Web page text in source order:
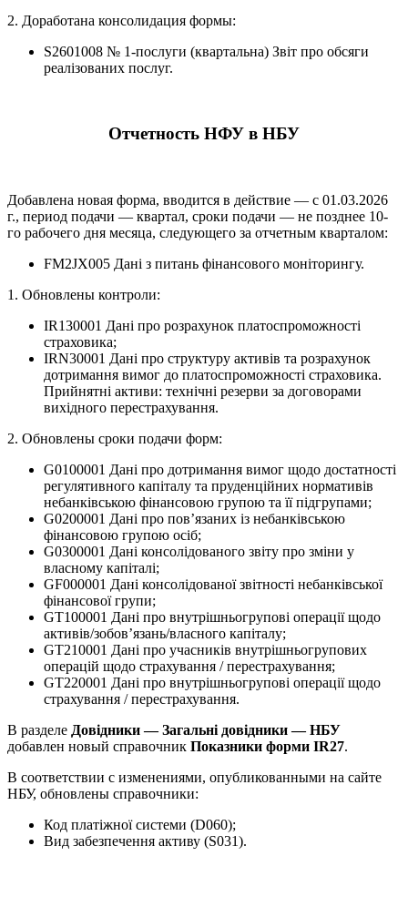
2. Доработана консолидация формы:
S2601008 № 1-послуги (квартальна) Звіт про обсяги
реалізованих послуг.
Отчетность НФУ в НБУ
Добавлена новая форма, вводится в действие — с 01.03.2026
г., период подачи — квартал, сроки подачи — не позднее 10-
го рабочего дня месяца, следующего за отчетным кварталом:
FM2JX005 Дані з питань фінансового моніторингу.
1. Обновлены контроли:
IR130001 Дані про розрахунок платоспроможності
страховика;
IRN30001 Дані про структуру активів та розрахунок
дотримання вимог до платоспроможності страховика.
Прийнятні активи: технічні резерви за договорами
вихідного перестрахування.
2. Обновлены сроки подачи форм:
G0100001 Дані про дотримання вимог щодо достатності
регулятивного капіталу та пруденційних нормативів
небанківською фінансовою групою та її підгрупами;
G0200001 Дані про пов’язаних із небанківською
фінансовою групою осіб;
G0300001 Дані консолідованого звіту про зміни у
власному капіталі;
GF000001 Дані консолідованої звітності небанківської
фінансової групи;
GT100001 Дані про внутрішньогрупові операції щодо
активів/зобов’язань/власного капіталу;
GT210001 Дані про учасників внутрішньогрупових
операцій щодо страхування / перестрахування;
GT220001 Дані про внутрішньогрупові операції щодо
страхування / перестрахування.
В разделе Довідники — Загальні довідники — НБУ
добавлен новый справочник Показники форми IR27.
В соответствии с изменениями, опубликованными на сайте
НБУ, обновлены справочники:
Код платіжної системи (D060);
Вид забезпечення активу (S031).